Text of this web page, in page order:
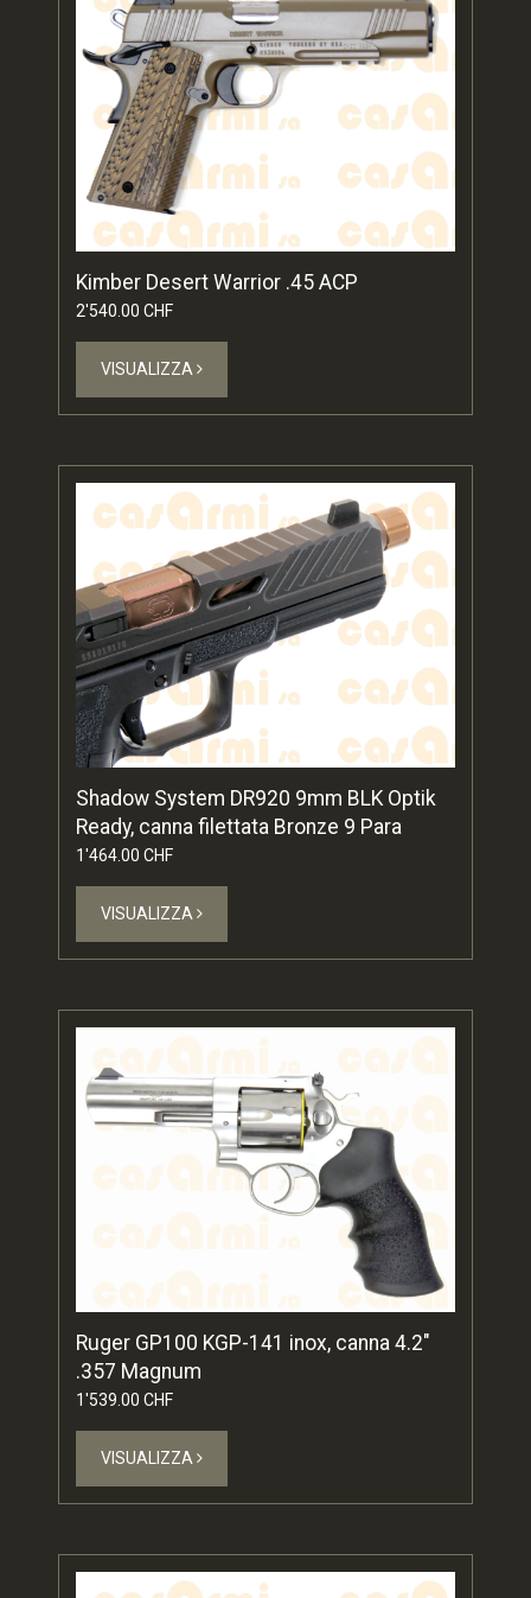
Kimber Desert Warrior .45 ACP
2'540.00 CHF
VISUALIZZA
Shadow System DR920 9mm BLK Optik
Ready, canna filettata Bronze 9 Para
1'464.00 CHF
VISUALIZZA
Ruger GP100 KGP-141 inox, canna 4.2"
.357 Magnum
1'539.00 CHF
VISUALIZZA